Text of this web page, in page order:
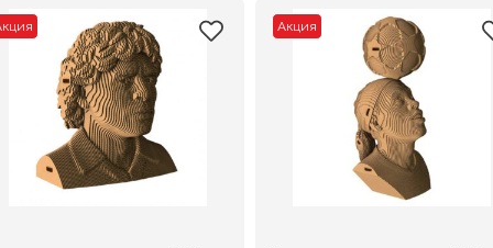
₽.
₽.
составляла
1770,00 ₽.
1416,00 ₽.
Акция